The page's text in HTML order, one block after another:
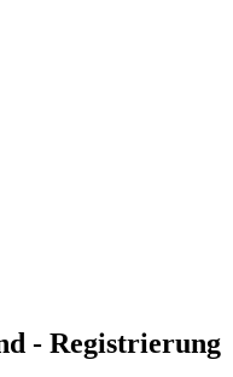
- Registrierung